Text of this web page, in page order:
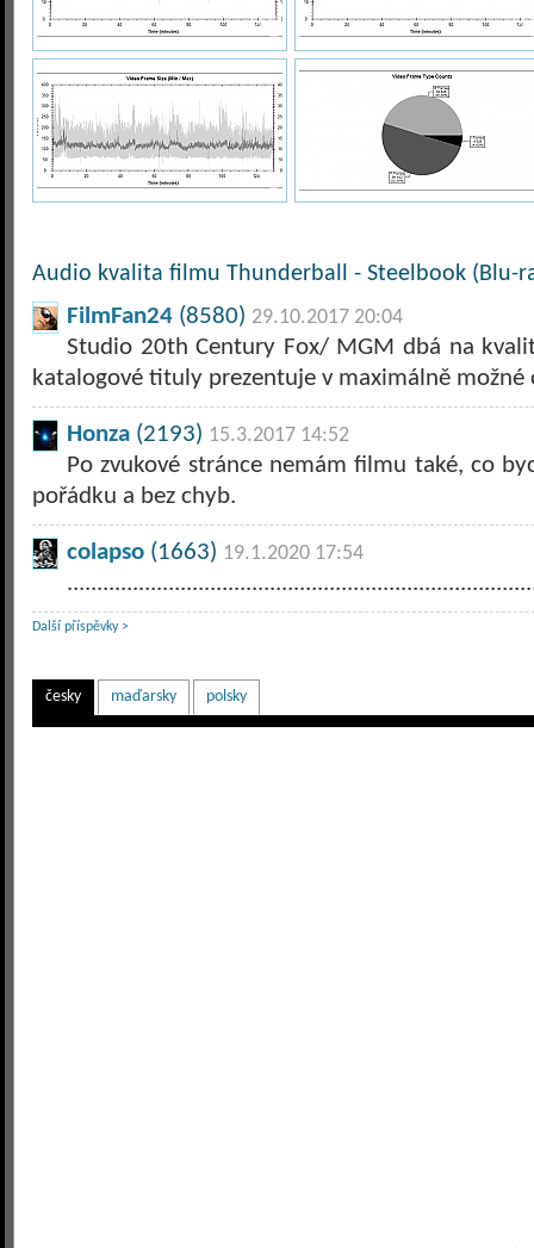
Audio kvalita filmu Thunderball - Steelbook (Blu-
FilmFan24 (8580) 29.10.2017 20:04
Studio 20th Century Fox/ MGM dbá na
katalogové tituly prezentuje v maximálně možné
Honza (2193) 15.3.2017 14:52
Po zvukové stránce nemám filmu také, co
pořádku a bez chyb.
colapso (1663) 19.1.2020 17:54
Další příspěvky >
česky maďarsky polsky